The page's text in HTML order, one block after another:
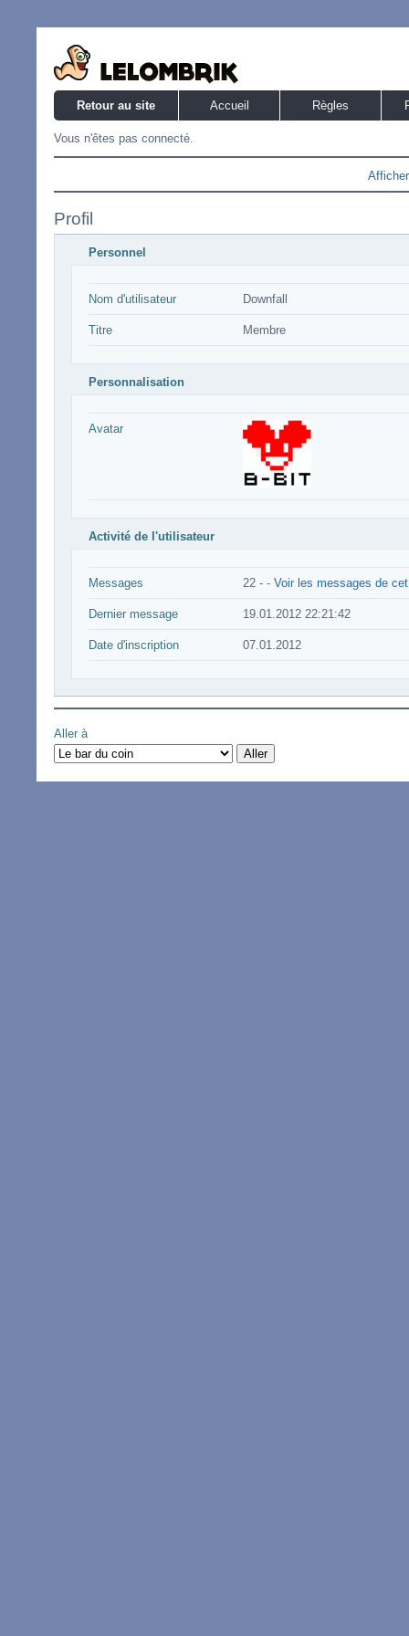
Retour au site Accueil Règles
Vous n'êtes pas connecté.
Profil
Personnel
Nom d'utilisateur Downfall
Titre Membre
Personnalisation
Avatar
Activité de l'utilisateur
Messages 22 - - Voir les messages de
Dernier message 19.01.2012 22:21:42
Date d'inscription 07.01.2012
Aller à